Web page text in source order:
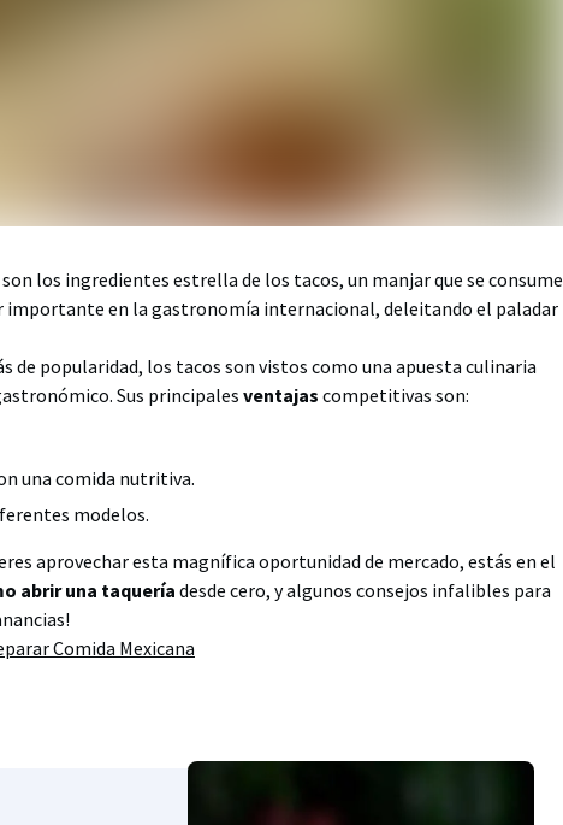
los ingredientes estrella de los tacos, un manjar que se consume
importante en la gastronomía internacional, deleitando el paladar
de popularidad, los tacos son vistos como una apuesta culinaria
Sus principales ventajas competitivas son:
una comida nutritiva.
modelos.
aprovechar esta magnífica oportunidad de mercado, estás en el
abrir una taquería desde cero, y algunos consejos infalibles para
Comida Mexicana